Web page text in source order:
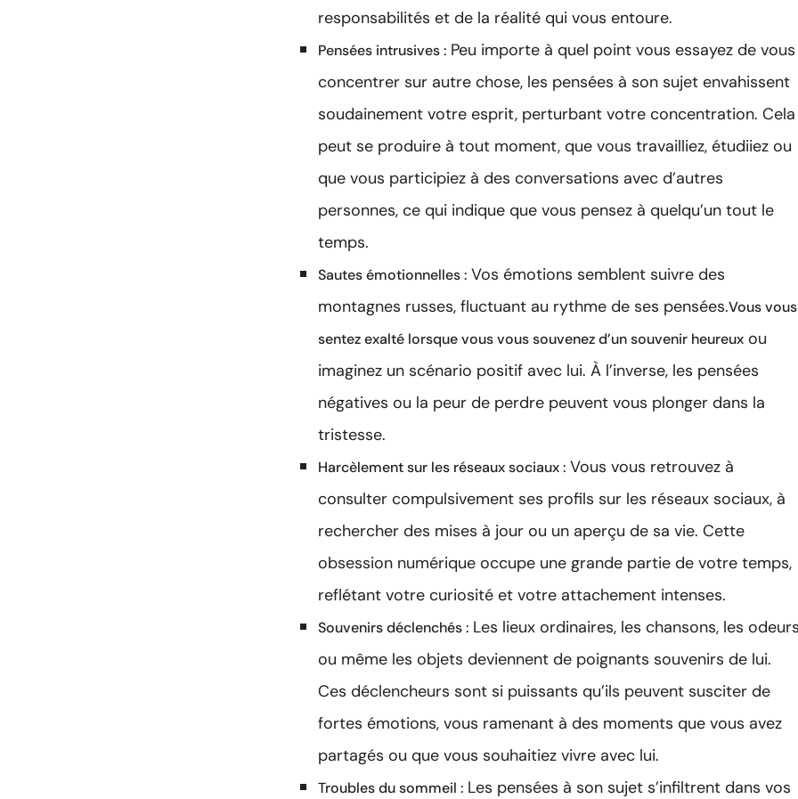
responsabilités et de la réalité qui vous entoure.
Pensées intrusives : Peu importe à quel point vous essayez de vous
concentrer sur autre chose, les pensées à son sujet envahissent
soudainement votre esprit, perturbant votre concentration. Cela
peut se produire à tout moment, que vous travailliez, étudiiez ou
que vous participiez à des conversations avec d’autres
personnes, ce qui indique que vous pensez à quelqu’un tout le
temps.
Sautes émotionnelles : Vos émotions semblent suivre des
montagnes russes, fluctuant au rythme de ses pensées.Vous vous
sentez exalté lorsque vous vous souvenez d’un souvenir heureux ou
imaginez un scénario positif avec lui. À l’inverse, les pensées
négatives ou la peur de perdre peuvent vous plonger dans la
tristesse.
Harcèlement sur les réseaux sociaux : Vous vous retrouvez à
consulter compulsivement ses profils sur les réseaux sociaux, à
rechercher des mises à jour ou un aperçu de sa vie. Cette
obsession numérique occupe une grande partie de votre temps,
reflétant votre curiosité et votre attachement intenses.
Souvenirs déclenchés : Les lieux ordinaires, les chansons, les
ou même les objets deviennent de poignants souvenirs de lui.
Ces déclencheurs sont si puissants qu’ils peuvent susciter de
fortes émotions, vous ramenant à des moments que vous avez
partagés ou que vous souhaitiez vivre avec lui.
Troubles du sommeil : Les pensées à son sujet s’infiltrent dans vos